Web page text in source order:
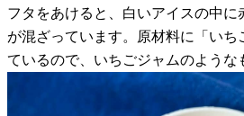
フタをあけると、白いアイスの中
が混ざっています。原材料に「い
ているので、いちごジャムのような